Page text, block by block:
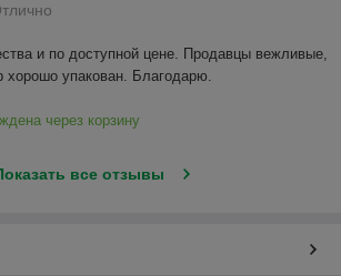
и по доступной цене. Продавцы вежливые,
хорошо упакован. Благодарю.
через корзину
все отзывы